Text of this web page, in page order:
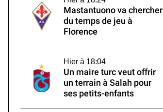
Mastantuono va chercher
du temps de jeu à
Florence
Hier à 18:04
Un maire turc veut offrir
un terrain à Salah pour
ses petits-enfants